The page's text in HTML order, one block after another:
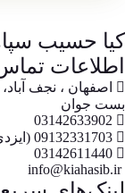
کیا حسیب
اطلاعات
اصفهان ، نجف
بست جوان
03142633902
09132331703 (ایزدی خواه)
03142611440
info@kiahasib.ir